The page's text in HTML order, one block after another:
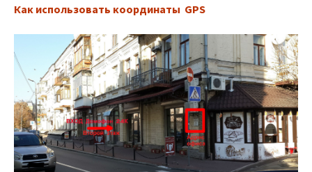
Как использовать координаты GPS